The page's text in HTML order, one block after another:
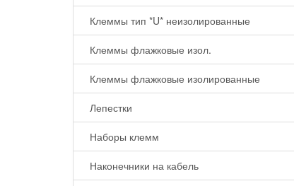
Клеммы тип *U* неизолированные
Клеммы флажковые изол.
Клеммы флажковые изолированные
Лепестки
Наборы клемм
Наконечники на кабель